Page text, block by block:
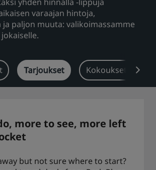
Park Inn by Radisson
Country Inn & Suites
Jin Jiang
varaajan hintoja,
paljon muuta: valikoimassamme
Tarjoukset Kokoukset ja
more to see, more left
but not sure where to start?